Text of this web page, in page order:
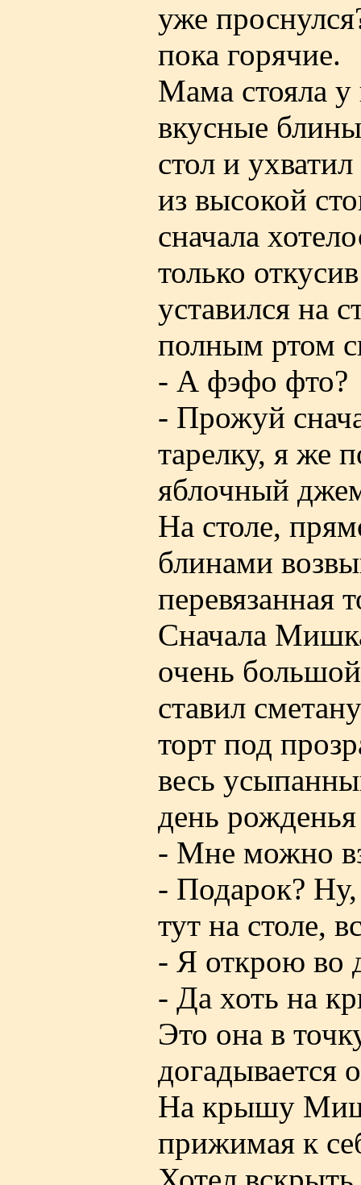
уже
пока горячие.
Мама стояла
вкусные
стол и
из высокой
сначала
только
уставился на
полным ртом
- А фэфо фто?
- Прожуй
тарелку, я же
яблочный
На столе,
блинами
перевязанная
Сначала
очень
ставил
торт под
весь
день
- Мне можно
- Подарок?
тут на столе,
- Я открою во
- Да хоть на
Это она в
догадывается
На крышу
прижимая к